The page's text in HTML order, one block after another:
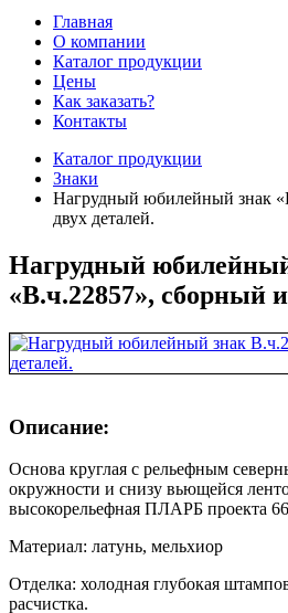
Главная
О компании
Каталог продукции
Цены
Как заказать?
Контакты
Каталог продукции
Знаки
Нагрудный юбилейный знак
двух деталей.
Нагрудный
«В.ч.22857», сборный
Описание:
Основа круглая с рельефным
окружности и снизу вьющейся
высокорельефная ПЛАРБ проекта
Материал: латунь, мельхиор
Отделка: холодная глубокая
расчистка.